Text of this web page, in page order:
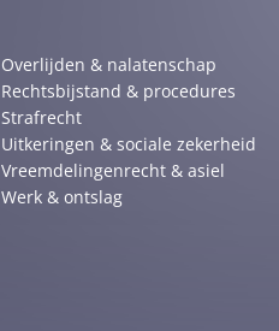
Overlijden & nalatenschap
Rechtsbijstand & procedures
Strafrecht
Uitkeringen & sociale zekerheid
Vreemdelingenrecht & asiel
Werk & ontslag